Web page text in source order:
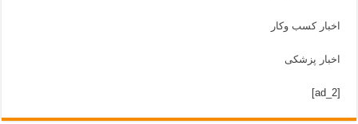
اخبار کسب وکار
اخبار پزشکی
[ad_2]